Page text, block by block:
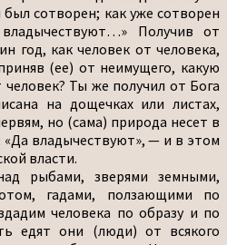
сотворен; как уже сотворен
Получив от
год, как человек от человека,
(ее) от неимущего, какую
Ты же получил от Бога
на дощечках или листах,
но (сама) природа несет в
«Да владычествуют», — и в этом
власти.
рыбами, зверями земными,
гадами, ползающими по
человека по образу и по
едят они (люди) от всякого